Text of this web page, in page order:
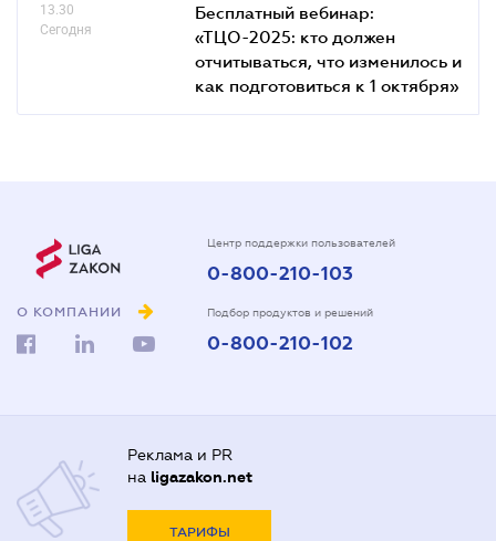
13.30
Сегодня
Бесплатный вебинар:
«ТЦО-2025: кто должен
отчитываться, что изменилось и
как подготовиться к 1 октября»
О КОМПАНИИ
Центр поддержки пользователей
0-800-210-103
Подбор продуктов и решений
0-800-210-102
Реклама и PR
на ligazakon.net
ТАРИФЫ